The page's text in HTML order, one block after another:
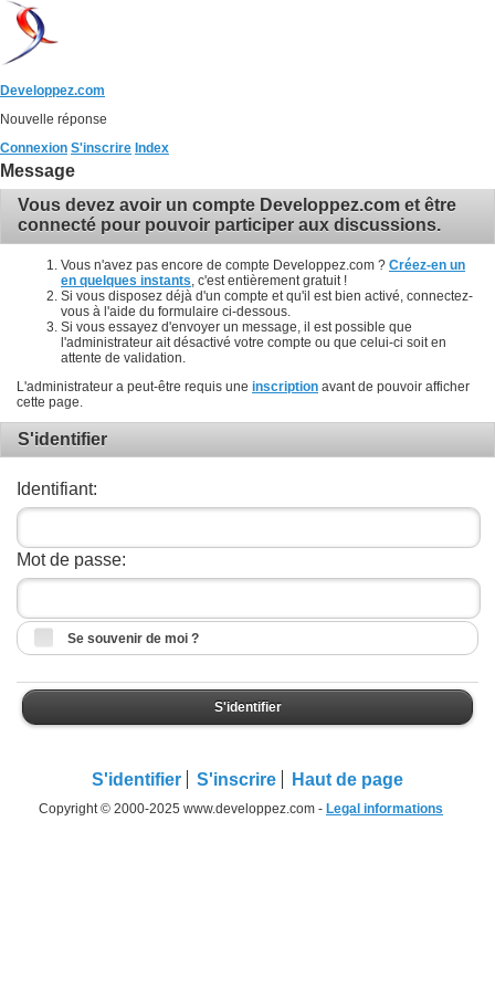
Developpez.com
Nouvelle réponse
Connexion S'inscrire Index
Message
Vous devez avoir un compte Developpez.com et être
connecté pour pouvoir participer aux discussions.
Vous n'avez pas encore de compte Developpez.com ? Créez-en un
en quelques instants , c'est entièrement gratuit !
Si vous disposez déjà d'un compte et qu'il est bien activé, connectez-
vous à l'aide du formulaire ci-dessous.
Si vous essayez d'envoyer un message, il est possible que
l'administrateur ait désactivé votre compte ou que celui-ci soit en
attente de validation.
L'administrateur a peut-être requis une inscription avant de pouvoir afficher
cette page.
S'identifier
Identifiant:
Mot de passe:
Se souvenir de moi ?
S'identifier
S'identifier S'inscrire Haut de page
Copyright © 2000-2025 www.developpez.com - Legal informations